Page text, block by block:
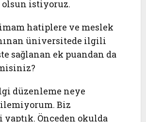
istiyoruz.
hatiplere ve meslek
üniversitede ilgili
sağlanan ek puandan da
düzenleme neye
Biz
Önceden okulda